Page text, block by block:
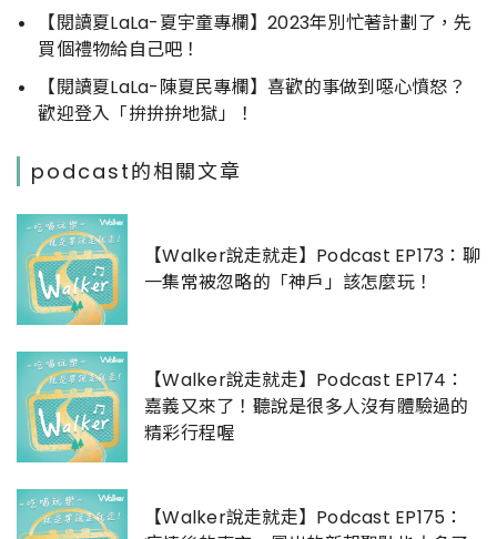
【閱讀夏LaLa-夏宇童專欄】2023年別忙著計劃了，先
買個禮物給自己吧！
【閱讀夏LaLa-陳夏民專欄】喜歡的事做到噁心憤怒？
歡迎登入「拚拚拚地獄」！
podcast的相關文章
【Walker說走就走】Podcast EP173：聊
一集常被忽略的「神戶」該怎麼玩！
【Walker說走就走】Podcast EP174：
嘉義又來了！聽說是很多人沒有體驗過的
精彩行程喔
【Walker說走就走】Podcast EP175：